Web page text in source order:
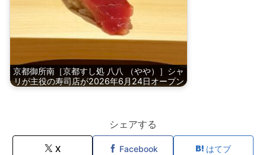
京都御所南［京都すし処 八八 （やや）］シャ
リが主役の寿司店が2026年6月24日オープン
シェアする
X Facebook はてブ